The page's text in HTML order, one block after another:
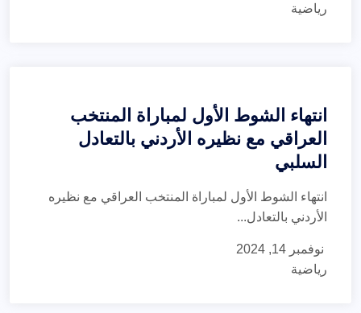
رياضية
انتهاء الشوط الأول لمباراة المنتخب
العراقي مع نظيره الأردني بالتعادل
السلبي
انتهاء الشوط الأول لمباراة المنتخب العراقي مع نظيره
الأردني بالتعادل...
نوفمبر 14, 2024
رياضية